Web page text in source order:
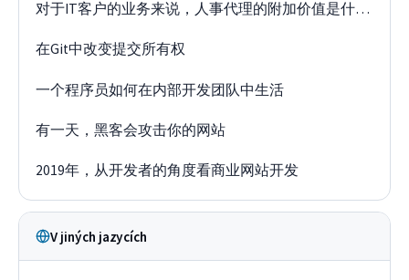
对于IT客户的业务来说，人事代理的附加价值是什么？
在Git中改变提交所有权
一个程序员如何在内部开发团队中生活
有一天，黑客会攻击你的网站
2019年，从开发者的角度看商业网站开发
V jiných jazycích